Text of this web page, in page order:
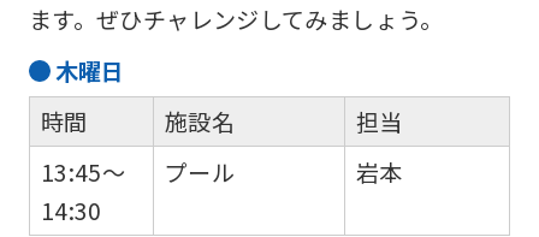
ます。ぜひチャレンジしてみましょう。
木曜日
時間
13:45～
14:30
施設名
プール
担当
岩本